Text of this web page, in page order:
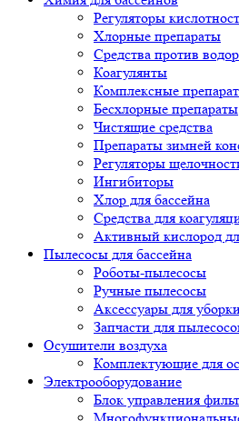
Регуляторы
Хлорные препараты
Средства против
Коагулянты
Комплексные
Бесхлорные препараты
Чистящие средства
Препараты зимней
Регуляторы
Ингибиторы
Хлор для бассейна
Средства для
Активный кислород
Пылесосы для бассейна
Роботы-пылесосы
Ручные пылесосы
Аксессуары для
Запчасти для
Осушители воздуха
Комплектующие для
Электрооборудование
Блок управления